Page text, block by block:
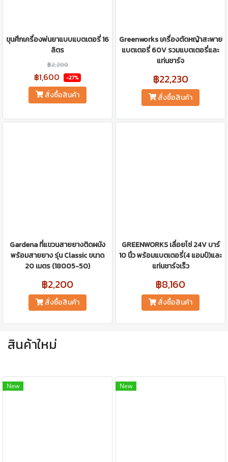
ขุนศึกเครื่องพ่นยาแบบแบตเตอรี่ 16
ลิตร
฿2,200
฿1,600 -27%
สั่งซื้อสินค้า
Greenworks เครื่องตัดหญ้าสะพาย
แบตเตอรี่ 60V รวมแบตเตอรี่และ
แท่นชาร์จ
฿22,230
สั่งซื้อสินค้า
Gardena ที่แขวนสายยางติดผนัง
พร้อมสายยาง รุ่น Classic ขนาด
20 เมตร (18005-50)
฿2,200
สั่งซื้อสินค้า
GREENWORKS เลื่อยโซ่ 24V บาร์
10 นิ้ว พร้อมแบตเตอรี่(4 แอมป์)และ
แท่นชาร์จเร็ว
฿8,160
สั่งซื้อสินค้า
สินค้าใหม่
New New